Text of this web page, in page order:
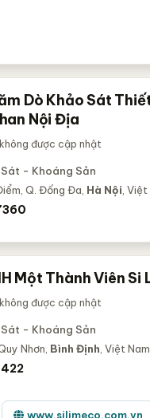
Dò Khảo Sát
Nội Địa
được cập nhật
- Khoáng Sản
Q. Đống Đa, Hà Nội ,
Một Thành Viên Si
được cập nhật
- Khoáng Sản
Nhơn, Bình Định , Việt Nam
www.silimeco.com.vn